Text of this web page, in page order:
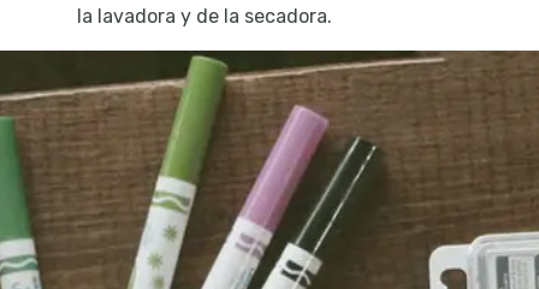
la lavadora y de la secadora.